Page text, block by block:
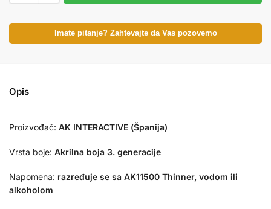
Imate pitanje? Zahtevajte da Vas pozovemo
Opis
Proizvođač: AK INTERACTIVE (Španija)
Vrsta boje: Akrilna boja 3. generacije
Napomena: razređuje se sa AK11500 Thinner, vodom ili
alkoholom